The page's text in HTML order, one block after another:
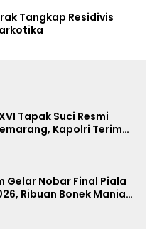
Tangkap Residivis
Tapak Suci Resmi
Kapolri Terima
Gelar Nobar Final Piala
Ribuan Bonek Mania